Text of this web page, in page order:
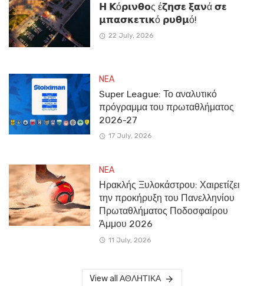
𝝜 𝝟ό𝞀𝝸𝝼𝝷𝝾ς έ𝝵𝝶𝞂𝝴 𝝽𝝰𝝼ά 𝞂𝝴
𝝻𝝿𝝰𝞂𝝹𝝴𝞃𝝸𝝹ό 𝞀𝞄𝝷𝝻ό!
22 July, 2026
NEA
Super League: Το αναλυτικό
πρόγραμμα του πρωταθλήματος
2026-27
17 July, 2026
NEA
Ηρακλής Ξυλοκάστρου: Χαιρετίζει
την προκήρυξη του Πανελληνίου
Πρωταθλήματος Ποδοσφαίρου
Άμμου 2026
11 July, 2026
View all ΑΘΛΗΤΙΚΑ